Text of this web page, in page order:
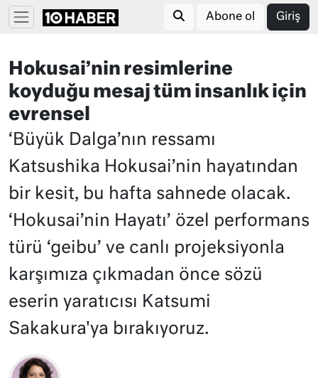
Abone ol Giriş
Hokusai’nin resimlerine
koyduğu mesaj tüm insanlık için
evrensel
‘Büyük Dalga’nın ressamı
Katsushika Hokusai’nin hayatından
bir kesit, bu hafta sahnede olacak.
‘Hokusai’nin Hayatı’ özel performans
türü ‘geibu’ ve canlı projeksiyonla
karşımıza çıkmadan önce sözü
eserin yaratıcısı Katsumi
Sakakura'ya bırakıyoruz.